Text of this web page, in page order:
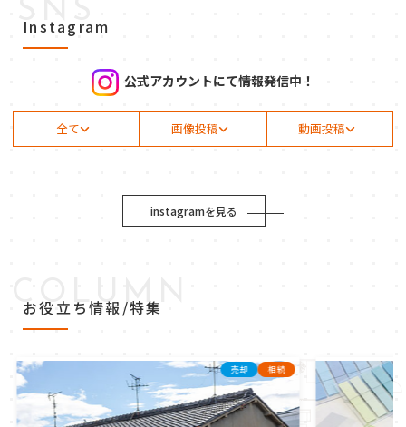
Instagram
公式アカウントにて情報発信中！
全て 画像投稿 動画投稿
instagramを見る
COLUMN
お役立ち情報/特集
売却 相続